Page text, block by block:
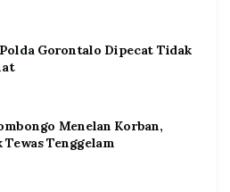
Gorontalo Dipecat Tidak
Menelan Korban,
Tewas Tenggelam